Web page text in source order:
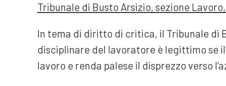
Tribunale di Busto Arsizio, sezione
In tema di diritto di critica, il Tribunale di
disciplinare del lavoratore è legittimo se
lavoro e renda palese il disprezzo verso